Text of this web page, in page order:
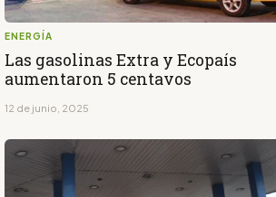
ENERGÍA
Las gasolinas Extra y Ecopaís
aumentaron 5 centavos
12 de junio, 2025